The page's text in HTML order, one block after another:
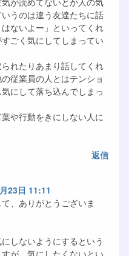
うのは違う友達たちに話
ないよー」といってくれ
ごく気にしてしまってい
れたりあまり話してくれ
従業員の人とはテンショ
にして落ち込んでしまっ
や行動をきにしない人に
返信
23日 11:11
、ありがとうございま
しないようにするという
が、気にしたくないとい